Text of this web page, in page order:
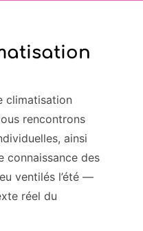
climatisation
rencontrons
ainsi
connaissance des
ventilés l’été —
réel du